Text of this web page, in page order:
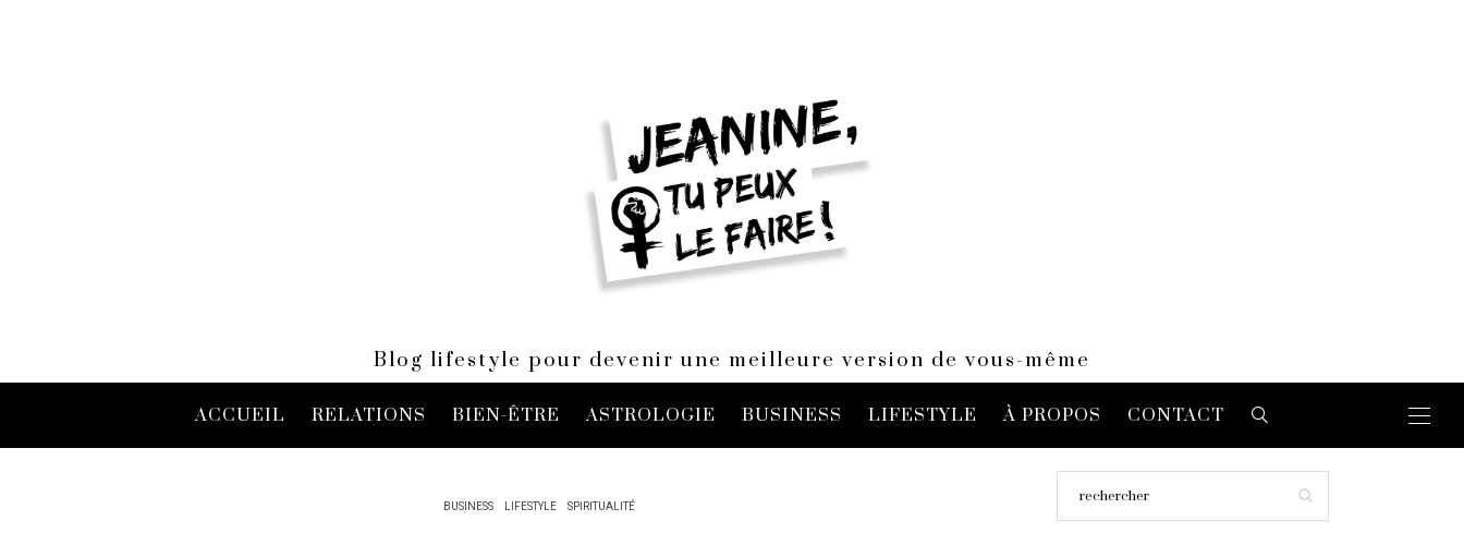
Blog lifestyle pour devenir une meilleure version de vous-même
ACCUEIL RELATIONS BIEN-ÊTRE ASTROLOGIE BUSINESS LIFESTYLE À PROPOS CONTACT
BUSINESS LIFESTYLE SPIRITUALITÉ